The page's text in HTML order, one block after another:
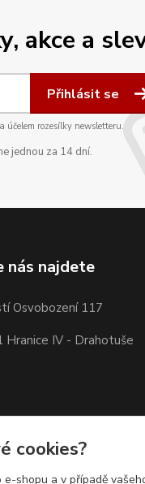
akce a
Přihlásit se
účelem rozesílky newsletteru.
jednou za 14 dní.
nás najdete
Osvobození 117
Hranice IV - Drahotuše
cookies?
shopu a v případě